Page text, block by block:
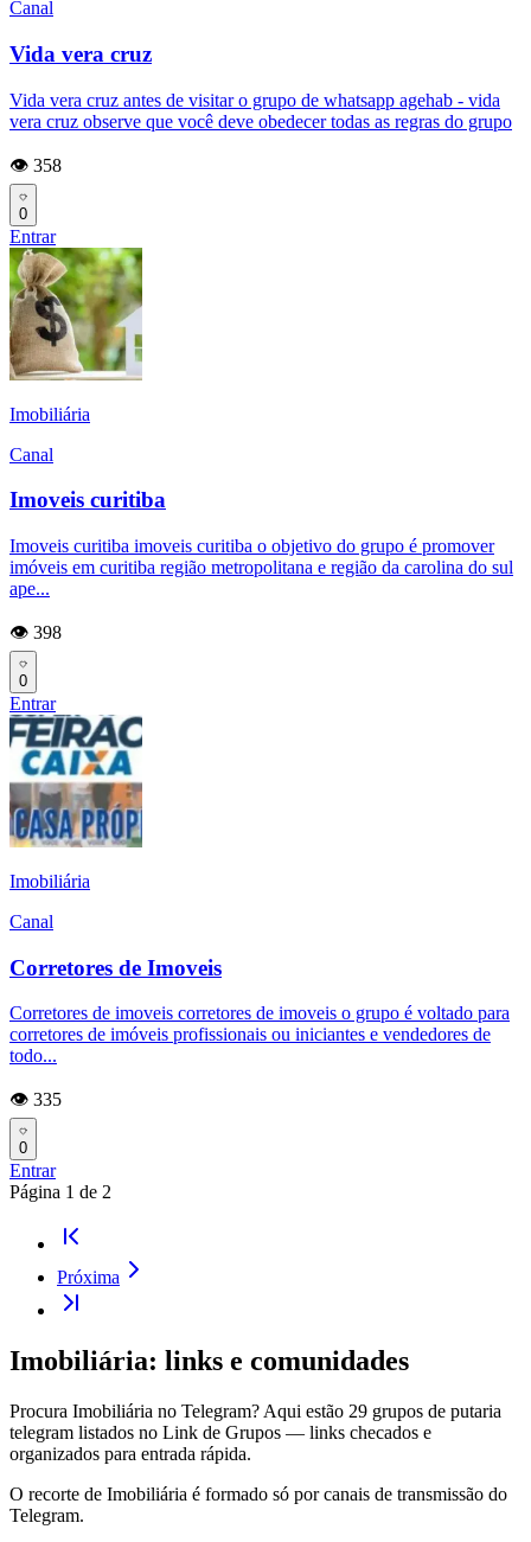
Canal
Vida vera cruz
Vida vera cruz antes de visitar o grupo de whatsapp agehab - vida
vera cruz observe que você deve obedecer todas as regras do grupo
👁️ 358
0
Entrar
Imobiliária
Canal
Imoveis curitiba
Imoveis curitiba imoveis curitiba o objetivo do grupo é promover
imóveis em curitiba região metropolitana e região da carolina do sul
ape...
👁️ 398
0
Entrar
Imobiliária
Canal
Corretores de Imoveis
Corretores de imoveis corretores de imoveis o grupo é voltado para
corretores de imóveis profissionais ou iniciantes e vendedores de
todo...
👁️ 335
0
Entrar
Página 1 de 2
Próxima
Imobiliária: links e comunidades
Procura Imobiliária no Telegram? Aqui estão 29 grupos de putaria
telegram listados no Link de Grupos — links checados e
organizados para entrada rápida.
O recorte de Imobiliária é formado só por canais de transmissão do
Telegram.